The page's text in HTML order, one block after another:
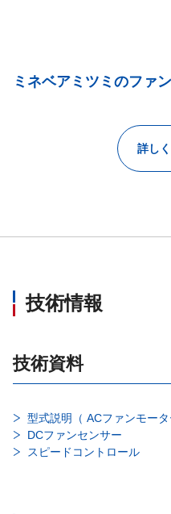
ミネベアミツミのファ
詳し
技術情報
技術資料
型式説明（ ACファンモータ
DCファンセンサー
スピードコントロール